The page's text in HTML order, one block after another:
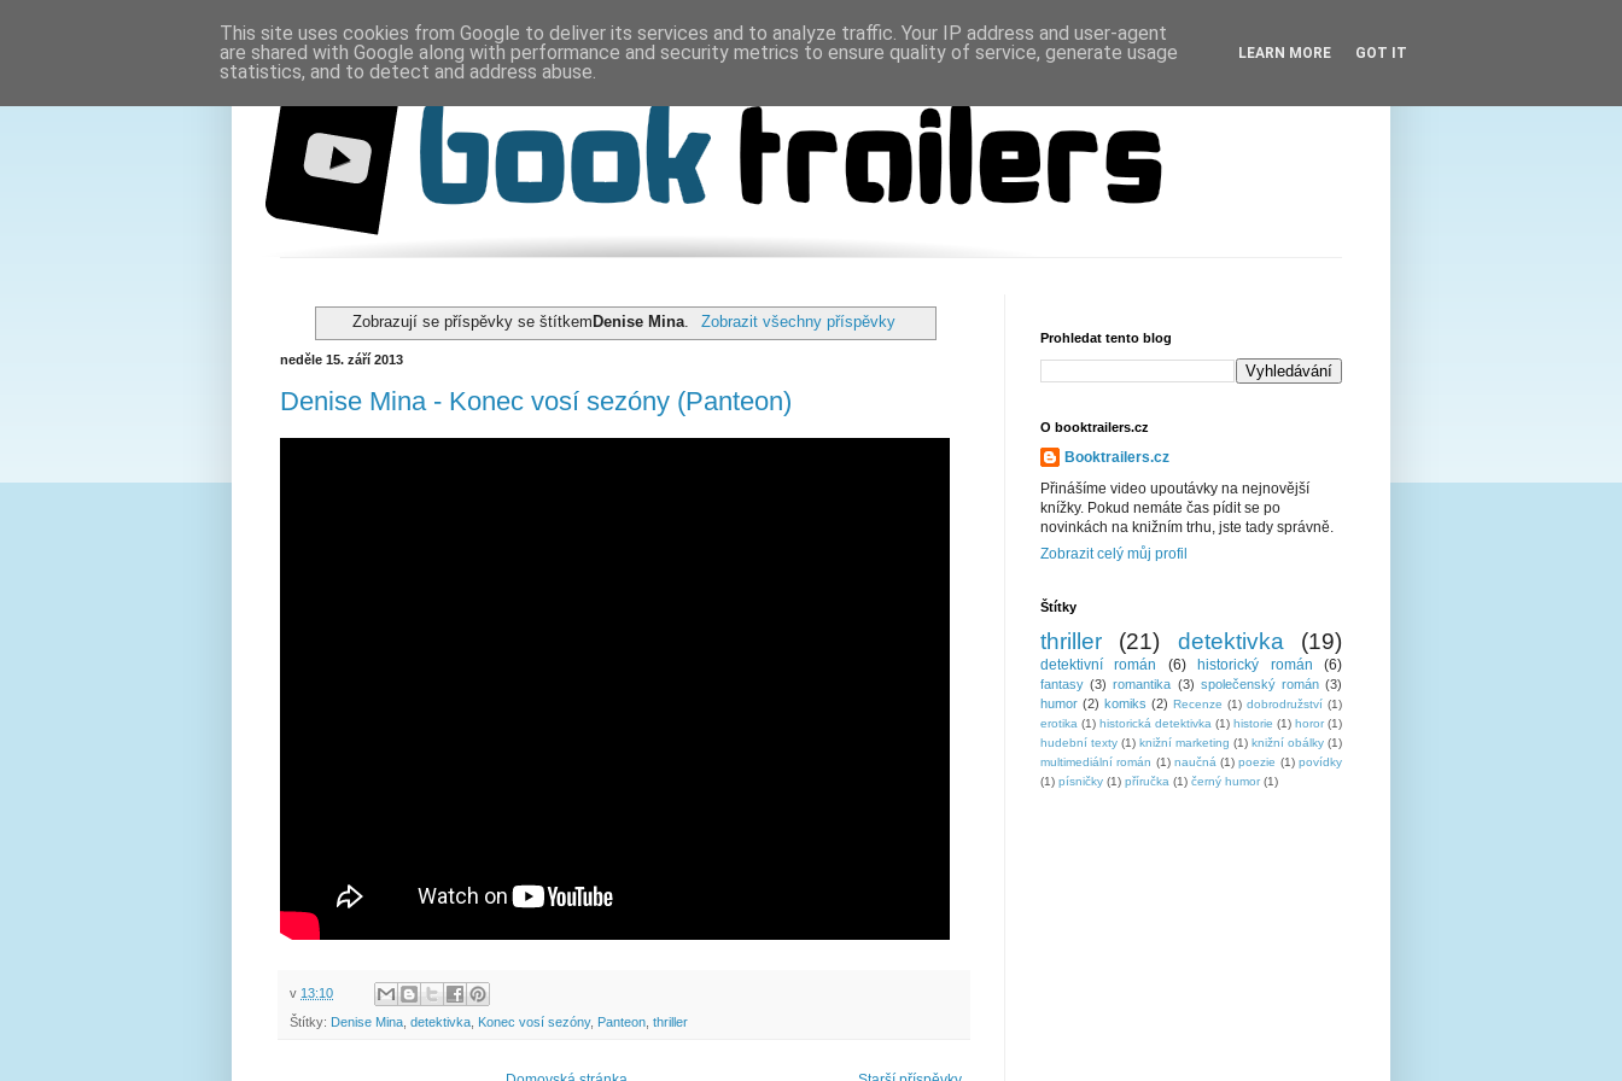
Zobrazují se příspěvky se štítkem Denise Mina Zobrazit všechny příspěvky
neděle 15. září 2013
Denise Mina - Konec vosí sezóny (Panteon)
v 13:10
Štítky: Denise Mina detektivka Konec vosí sezóny, Panteon thriller
Prohledat tento blog
O booktrailers.cz
Booktrailers.cz
Přinášíme video upoutávky na nejnovější
knížky. Pokud nemáte čas pídit se po
novinkách na knižním trhu, jste tady správně.
Zobrazit celý můj profil
Štítky
thriller (21) detektivka (19)
detektivní román (6) historický román (6)
fantasy (3) romantika (3) společenský román (3)
humor (2) komiks (2) Recenze (1) dobrodružství (1)
erotika (1) historická detektivka (1) historie (1) horor (1)
hudební texty (1) knižní marketing (1) knižní obálky (1)
multimediální román (1) naučná (1) poezie (1) povídky
(1) písničky (1) příručka (1) černý humor (1)
This site uses cookies from Google to deliver its services and to analyze traffic. Your IP address and user-agent
are shared with Google along with performance and security metrics to ensure quality of service, generate usage
statistics, and to detect and address abuse.
LEARN MORE GOT IT